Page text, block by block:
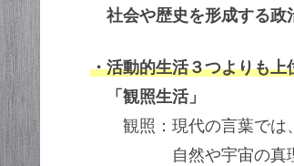
社会や歴史を形成する
・活動的生活３つよりも
「観照生活」
観照：現代の言葉では、
自然や宇宙の真理を